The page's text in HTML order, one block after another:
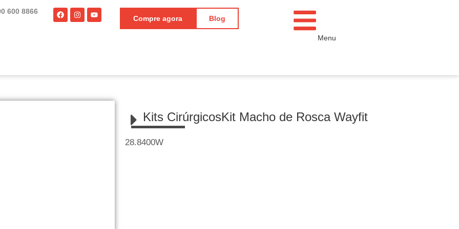
600 8866
Compre agora
Blog
Menu
Kits CirúrgicosKit Macho de Rosca Wayfit
28.8400W